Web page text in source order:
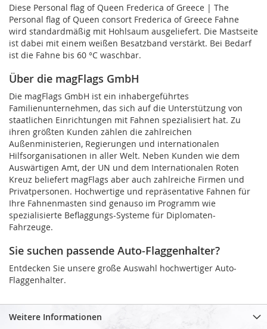
Diese Personal flag of Queen Frederica of Greece | The
Personal flag of Queen consort Frederica of Greece Fahne
wird standardmäßig mit Hohlsaum ausgeliefert. Die Mastseite
ist dabei mit einem weißen Besatzband verstärkt. Bei Bedarf
ist die Fahne bis 60 °C waschbar.
Über die magFlags GmbH
Die magFlags GmbH ist ein inhabergeführtes
Familienunternehmen, das sich auf die Unterstützung von
staatlichen Einrichtungen mit Fahnen spezialisiert hat. Zu
ihren größten Kunden zählen die zahlreichen
Außenministerien, Regierungen und internationalen
Hilfsorganisationen in aller Welt. Neben Kunden wie dem
Auswärtigen Amt, der UN und dem Internationalen Roten
Kreuz beliefert magFlags aber auch zahlreiche Firmen und
Privatpersonen. Hochwertige und repräsentative Fahnen für
Ihre Fahnenmasten sind genauso im Programm wie
spezialisierte Beflaggungs-Systeme für Diplomaten-
Fahrzeuge.
Sie suchen passende Auto-Flaggenhalter?
Entdecken Sie unsere große Auswahl hochwertiger Auto-
Flaggenhalter.
Weitere Informationen